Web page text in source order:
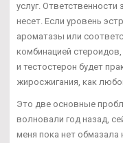
услуг. Ответственности
несет. Если уровень
ароматазы или
комбинацией
и тестостерон будет
жиросжигания, как
Это две основные
волновали год назад,
меня пока нет обмазала